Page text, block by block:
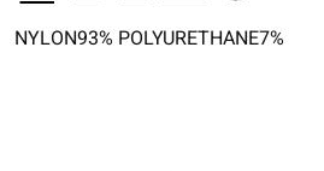
NYLON93% POLYURETHANE7%